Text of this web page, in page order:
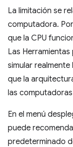
La limitación se
computadora.
que la CPU
Las
simular realmente
que la
las
En el menú
puede
predeterminado